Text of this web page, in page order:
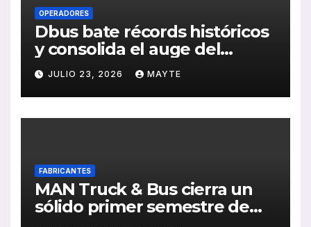
OPERADORES
Dbus bate récords históricos
y consolida el auge del
transporte público en San
Sebastián
JULIO 23, 2026 MAYTE
FABRICANTES
MAN Truck & Bus cierra un
sólido primer semestre de